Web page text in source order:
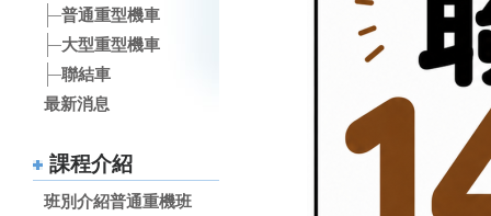
普通重型機車
大型重型機車
聯結車
最新消息
課程介紹
班別介紹普通重機班